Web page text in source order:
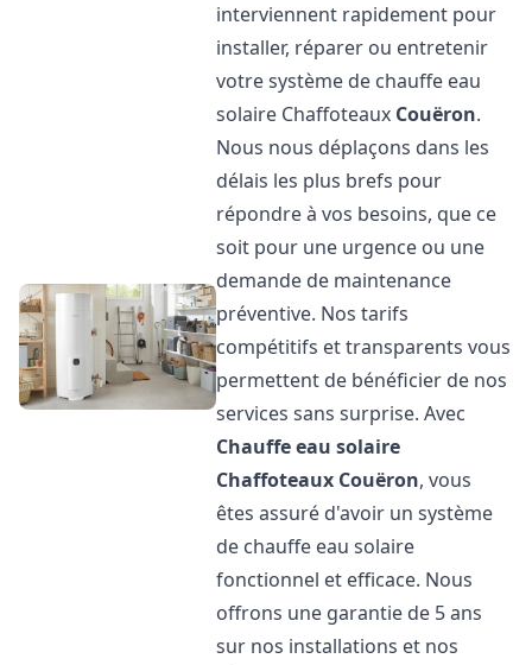
interviennent rapidement pour
installer, réparer ou entretenir
votre système de chauffe eau
solaire Chaffoteaux Couëron.
Nous nous déplaçons dans les
délais les plus brefs pour
répondre à vos besoins, que ce
soit pour une urgence ou une
demande de maintenance
préventive. Nos tarifs
compétitifs et transparents vous
permettent de bénéficier de nos
services sans surprise. Avec
Chauffe eau solaire
Chaffoteaux Couëron, vous
êtes assuré d'avoir un système
de chauffe eau solaire
fonctionnel et efficace. Nous
offrons une garantie de 5 ans
sur nos installations et nos